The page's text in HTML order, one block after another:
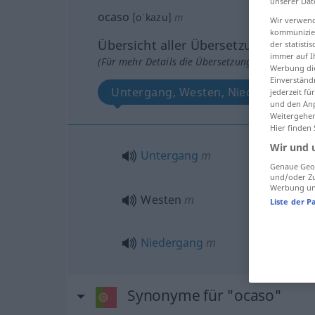
ocaso [oˈkazu] m
Übersicht aller Übersetzungen
(Für mehr Details die Übersetzung anklicken/
Untergang, Westen, Niedergang
Untergang m
Westen m
Niedergang m
Synonyme für "ocaso"
Wir
der
immer auf
Werbung
jederzeit
und den
Hier finden
Wir und
Genaue
und/oder
Werbung
Liste der